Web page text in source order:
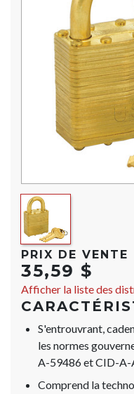
PRIX DE VENTE
35,59 $
Afficher la liste des
S'entrouvrant,
les normes
A-59486 et CID-
Comprend la